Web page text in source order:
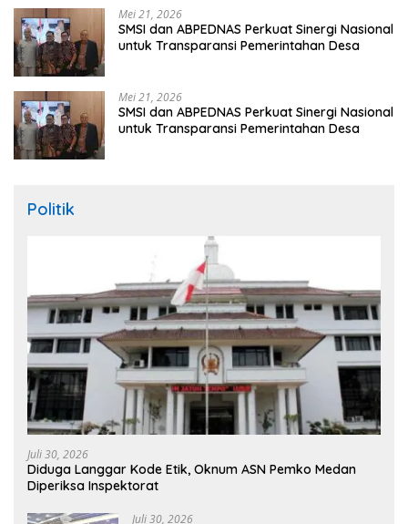
Mei 21, 2026
SMSI dan ABPEDNAS Perkuat Sinergi Nasional
untuk Transparansi Pemerintahan Desa
Mei 21, 2026
SMSI dan ABPEDNAS Perkuat Sinergi Nasional
untuk Transparansi Pemerintahan Desa
Politik
Juli 30, 2026
Diduga Langgar Kode Etik, Oknum ASN Pemko Medan
Diperiksa Inspektorat
Juli 30, 2026